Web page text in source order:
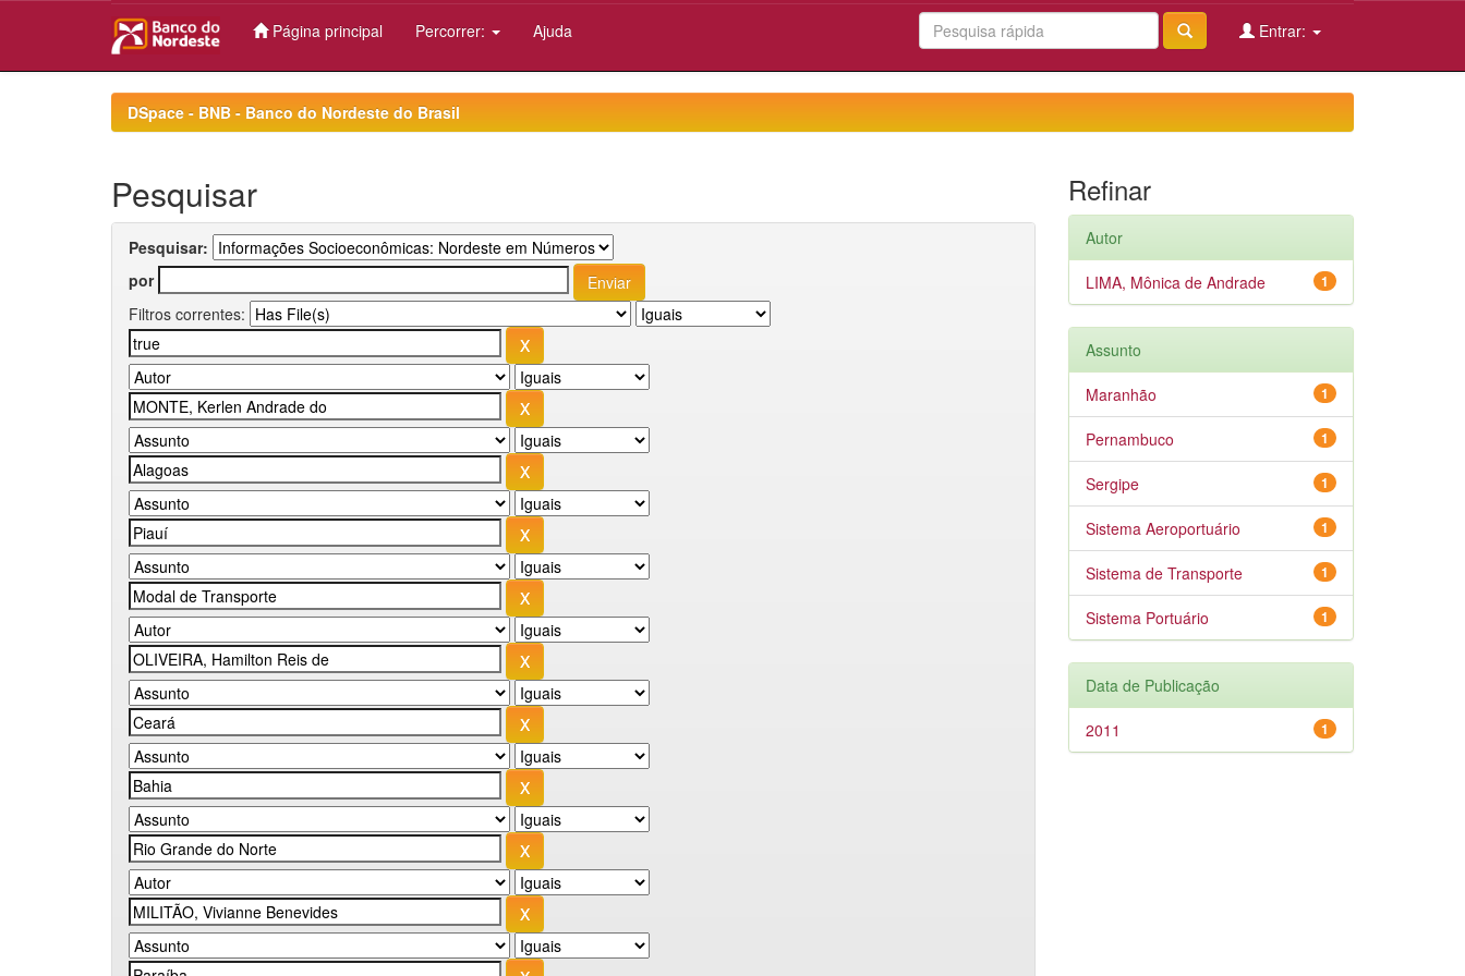
Página principal Percorrer: Ajuda Entrar:
DSpace - BNB - Banco do Nordeste do Brasil
Pesquisar
Pesquisar:
por
Filtros correntes:
Refinar
Autor
1
LIMA, Mônica de Andrade
Assunto
1
Maranhão
1
Pernambuco
1
Sergipe
1
Sistema Aeroportuário
1
Sistema de Transporte
1
Sistema Portuário
Data de Publicação
1
2011